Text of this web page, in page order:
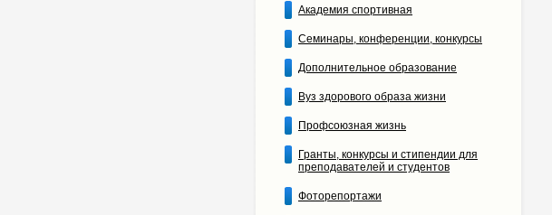
Академия спортивная
Семинары, конференции, конкурсы
Дополнительное образование
Вуз здорового образа жизни
Профсоюзная жизнь
Гранты, конкурсы и стипендии для
преподавателей и студентов
Фоторепортажи